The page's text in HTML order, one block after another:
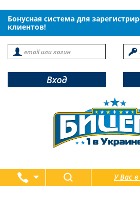
Бонусная система для
клиентов!
Вход
У Вас